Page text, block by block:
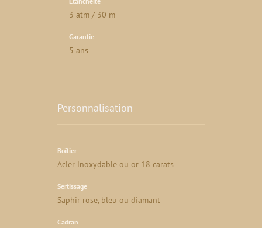
3 atm / 30 m
Garantie
5 ans
Personnalisation
Boîtier
Acier inoxydable ou or 18 carats
Sertissage
Saphir rose, bleu ou diamant
Cadran